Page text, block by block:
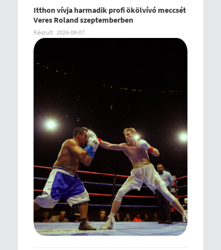
Itthon vívja harmadik profi ökölvívó meccsét
Veres Roland szeptemberben
Készült 2026-08-07